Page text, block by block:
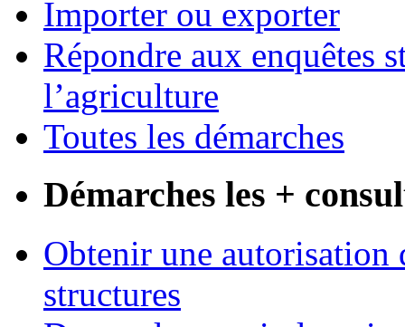
Importer ou exporter
Répondre aux enquêtes
l’agriculture
Toutes les démarches
Démarches les +
Obtenir une autorisation
structures